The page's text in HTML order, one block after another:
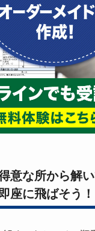
意な所から解
座に飛ばそう！